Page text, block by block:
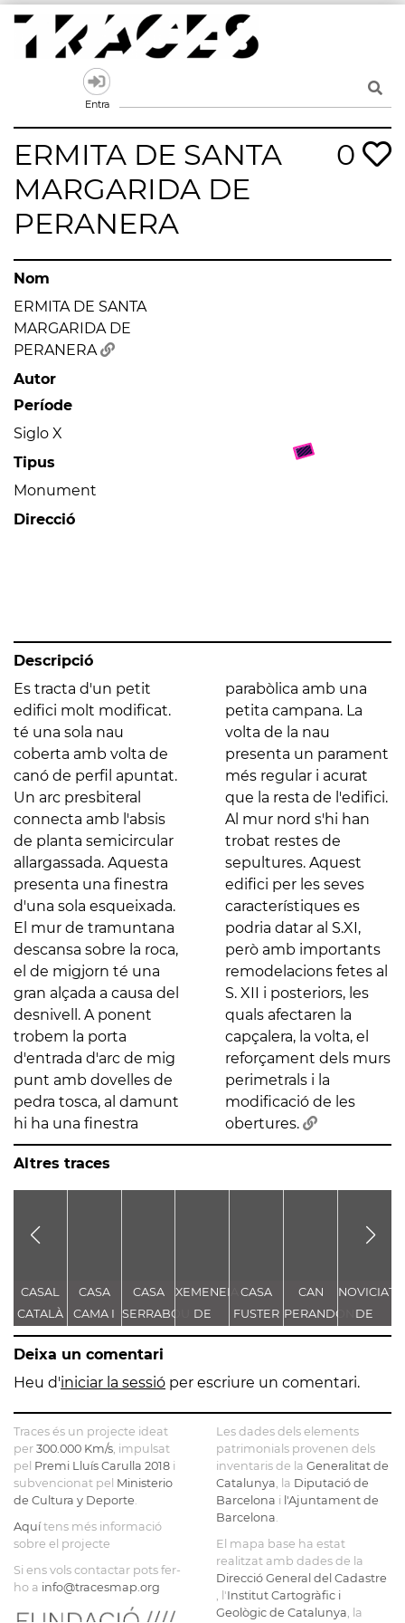
Skip
content
Un mapa de la memòria obert a tothom
Entra
ERMITA DE SANTA
MARGARIDA DE
PERANERA
0
Nom
ERMITA DE SANTA
MARGARIDA DE
PERANERA
Autor
Període
Siglo X
Tipus
Monument
Direcció
Descripció
Es tracta d'un petit
edifici molt modificat.
té una sola nau
coberta amb volta de
canó de perfil apuntat.
Un arc presbiteral
connecta amb l'absis
de planta semicircular
allargassada. Aquesta
presenta una finestra
d'una sola esqueixada.
El mur de tramuntana
descansa sobre la roca,
el de migjorn té una
gran alçada a causa del
desnivell. A ponent
trobem la porta
d'entrada d'arc de mig
punt amb dovelles de
pedra tosca, al damunt
hi ha una finestra
parabòlica amb una
petita campana. La
volta de la nau
presenta un parament
més regular i acurat
que la resta de l'edifici.
Al mur nord s'hi han
trobat restes de
sepultures. Aquest
edifici per les seves
característiques es
podria datar al S.XI,
però amb importants
remodelacions fetes al
S. XII i posteriors, les
quals afectaren la
capçalera, la volta, el
reforçament dels murs
perimetrals i la
modificació de les
obertures.
Altres traces
CASAL
CATALÀ
CASA
CAMA I
ESCURRA
CASA
SERRABOU
XEMENEIA
DE
L'ANTIGA
C.E.L.O.
CASA
FUSTER
CAN
PERANDONES
- CASA
FARJAS
NOVICIAT
DE
NOSTRA
DE LA
Deixa un comentari
Heu d'iniciar la sessió per escriure un comentari.
Traces és un projecte ideat
per 300.000 Km/s , impulsat
pel Premi Lluís Carulla 2018 i
subvencionat pel Ministerio
de Cultura y Deporte
Aquítens més informació
sobre el projecte
Si ens vols contactar pots fer-
ho a info@tracesmap.org
Les dades dels elements
patrimonials provenen dels
inventaris de la Generalitat de
Catalunya , la Diputació de
Barcelona i l'Ajuntament de
Barcelona
El mapa base ha estat
realitzat amb dades de la
Direcció General del Cadastre
, l'Institut Cartogràfic i
Geològic de Catalunya , la